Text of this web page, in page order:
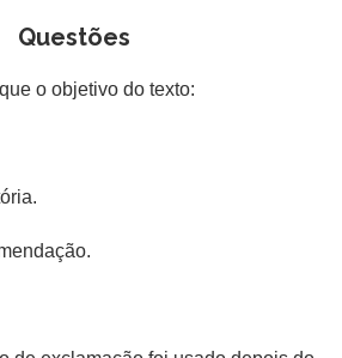
Questões
o objetivo do texto: